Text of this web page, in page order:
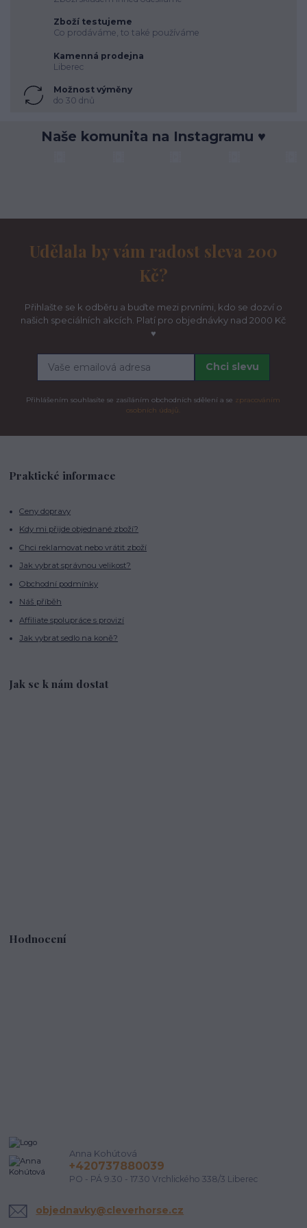
Zboží testujeme
Co prodáváme, to také používáme
Kamenná prodejna
Liberec
Možnost výměny
do 30 dnů
Naše komunita na Instagramu ♥
Udělala by vám radost sleva 200
Kč?
Přihlašte se k odběru a buďte mezi prvními, kdo se dozví o
našich speciálních akcích. Platí pro objednávky nad 2000 Kč
♥
Chci slevu
Přihlášením souhlasíte se zasíláním obchodních sdělení a se zpracováním
osobních údajů.
Praktické informace
Ceny dopravy
Kdy mi přijde objednané zboží?
Chci reklamovat nebo vrátit zboží
Jak vybrat správnou velikost?
Obchodní podmínky
Náš příběh
Affiliate spolupráce s provizí
Jak vybrat sedlo na koně?
Jak se k nám dostat
Hodnocení
Anna Kohútová
+420737880039
PO - PÁ 9.30 - 17.30 Vrchlického 338/3 Liberec
objednavky@cleverhorse.cz